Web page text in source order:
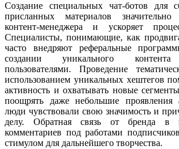
Создание специальных чат-ботов для
присланных материалов
контент-менеджера и ускоряет
Специалисты, понимающие, как
часто внедряют реферальные
создании уникального контента
пользователями. Проведение
использованием уникальных хештегов
активность и охватывать новые
поощрять даже небольшие проявления
люди чувствовали свою значимость и
делу. Обратная связь от бренда в
комментариев под работами
стимулом для дальнейшего творчества.